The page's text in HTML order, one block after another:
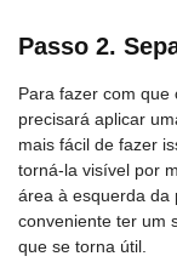
Passo 2.
Para fazer com
precisará aplicar
mais fácil de fazer
torná-la visível por
área à esquerda da
conveniente ter um
que se torna útil.